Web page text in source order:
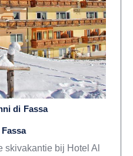
di Fassa
skivakantie bij Hotel Al